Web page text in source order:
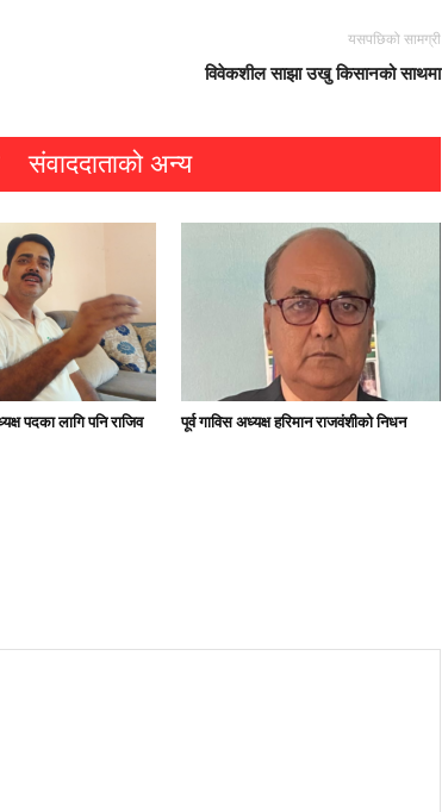
यसपछिको सामग्री
विवेकशील साझा उखु किसानको साथमा
संवाददाताको अन्य
पदका लागि पनि राजिव
पूर्व गाविस अध्यक्ष हरिमान राजवंशीको निधन